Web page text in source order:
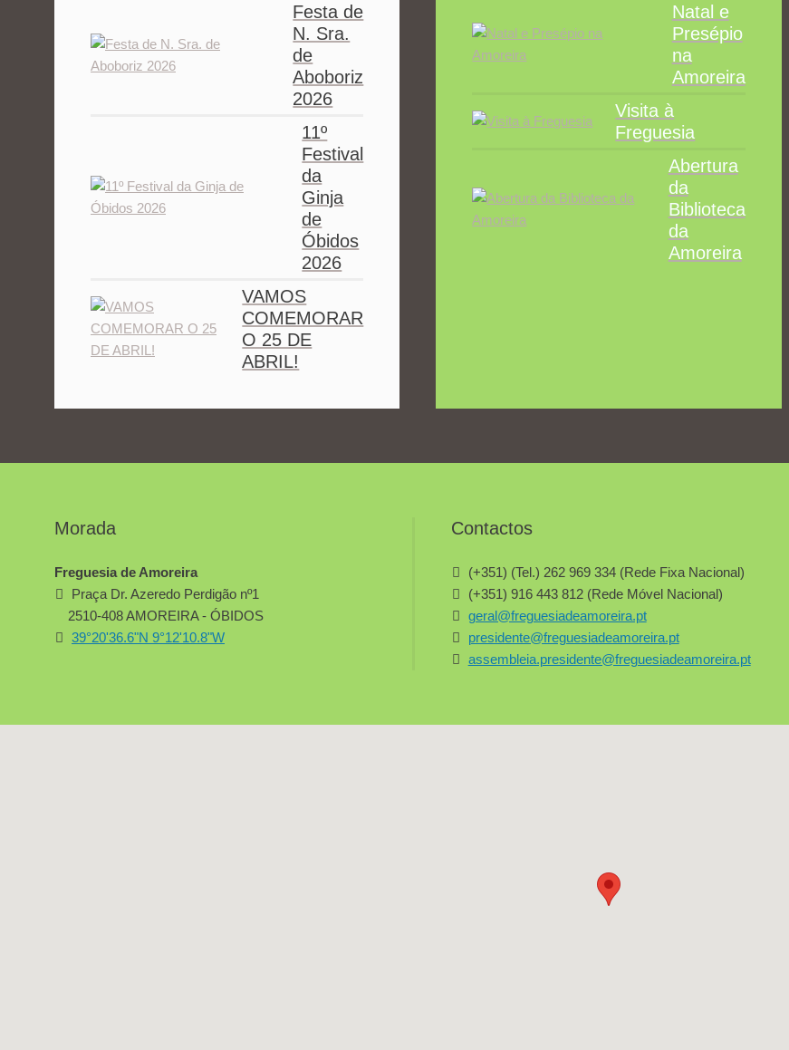
Festa de
N. Sra.
de
Aboboriz
2026
11º
Festival
da
Ginja
de
Óbidos
2026
VAMOS
COMEMORAR
O 25 DE
ABRIL!
Natal e
Presépio
na
Amoreira
Visita à
Freguesia
Abertura
da
Biblioteca
da
Amoreira
Morada
Freguesia de Amoreira
Praça Dr. Azeredo Perdigão nº1
2510-408 AMOREIRA - ÓBIDOS
39°20'36.6"N 9°12'10.8"W
Contactos
(+351) (Tel.) 262 969 334 (Rede Fixa Nacional)
(+351) 916 443 812 (Rede Móvel Nacional)
geral@freguesiadeamoreira.pt
presidente@freguesiadeamoreira.pt
assembleia.presidente@freguesiadeamoreira.pt